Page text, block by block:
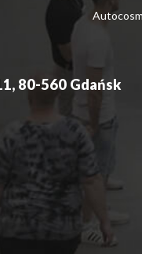
80-560 Gdańsk